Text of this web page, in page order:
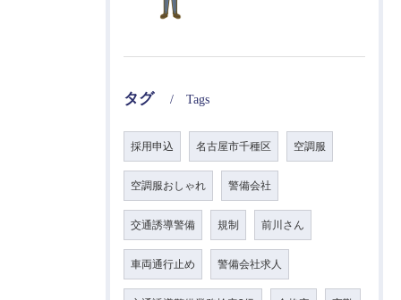
タグ Tags
採用申込 名古屋市千種区 空調服
空調服おしゃれ 警備会社
交通誘導警備 規制 前川さん
車両通行止め 警備会社求人